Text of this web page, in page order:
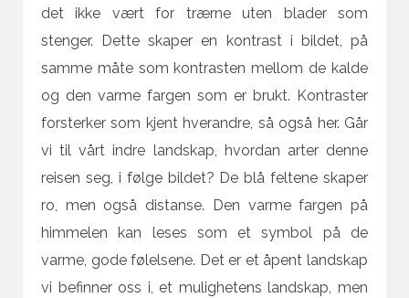
det ikke vært for trærne uten blader som
stenger. Dette skaper en kontrast i bildet, på
samme måte som kontrasten mellom de kalde
og den varme fargen som er brukt. Kontraster
forsterker som kjent hverandre, så også her. Går
vi til vårt indre landskap, hvordan arter denne
reisen seg, i følge bildet? De blå feltene skaper
ro, men også distanse. Den varme fargen på
himmelen kan leses som et symbol på de
varme, gode følelsene. Det er et åpent landskap
vi befinner oss i, et mulighetens landskap, men